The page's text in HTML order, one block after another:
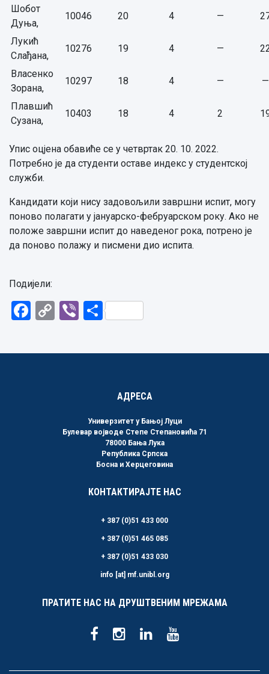
Шобот
Дуња,
10046 20 4 —
Лукић
Слађана,
10276 19 4 —
Власенко
Зорана,
10297 18 4 — —
Плавшић
Сузана,
10403 18 4 2
Упис оцјена обавиће се у четвртак 20. 10. 2022.
Потребно је да студенти оставе индекс у студентској
служби.
Кандидати који нису задовољили завршни испит, могу
поново полагати у јануарско-фебруарском року. Ако не
положе завршни испит до наведеног рока, потрено је
да поново полажу и писмени дио испита.
Подијели:
Facebook
CopyViberShare
АДРЕСА
Универзитет у Бањој Луци
Булевар војводе Степе Степановића 71
78000 Бања Лука
Република Српска
Босна и Херцеговина
КОНТАКТИРАЈТЕ НАС
+ 387 (0)51 433 000
+ 387 (0)51 465 085
+ 387 (0)51 433 030
info [at] mf.unibl.org
ПРАТИТЕ НАС НА ДРУШТВЕНИМ МРЕЖАМА